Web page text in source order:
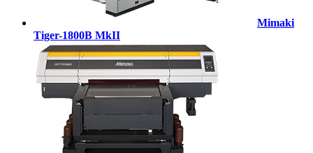
Mimaki
Tiger-1800B MkII